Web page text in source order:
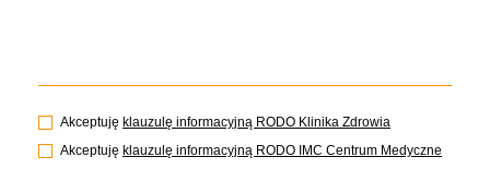
Akceptuję klauzulę informacyjną RODO Klinika Zdrowia
Akceptuję klauzulę informacyjną RODO IMC Centrum Medyczne